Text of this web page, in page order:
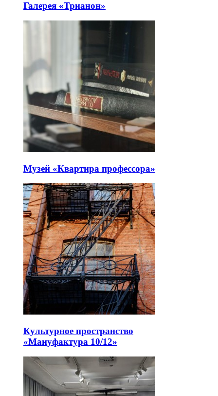
Галерея «Трианон»
Музей «Квартира профессора»
Культурное пространство
«Мануфактура 10/12»